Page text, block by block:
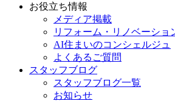
お役立ち情報
メディア掲載
リフォーム・リノベーショ
AI住まいのコンシェルジュ
よくあるご質問
スタッフブログ
スタッフブログ一覧
お知らせ